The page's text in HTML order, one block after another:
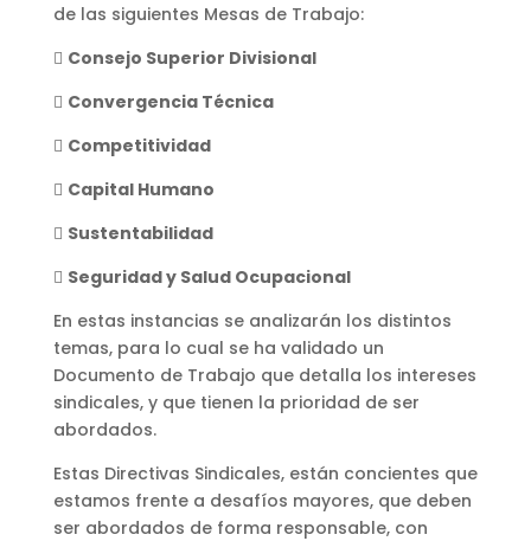
de las siguientes Mesas de Trabajo:
 Consejo Superior Divisional
 Convergencia Técnica
 Competitividad
 Capital Humano
 Sustentabilidad
 Seguridad y Salud Ocupacional
En estas instancias se analizarán los distintos
temas, para lo cual se ha validado un
Documento de Trabajo que detalla los intereses
sindicales, y que tienen la prioridad de ser
abordados.
Estas Directivas Sindicales, están concientes que
estamos frente a desafíos mayores, que deben
ser abordados de forma responsable, con